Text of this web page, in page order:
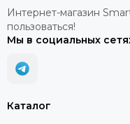
Каталог
Интернет-магазин
пользоваться!
Мы в социальных